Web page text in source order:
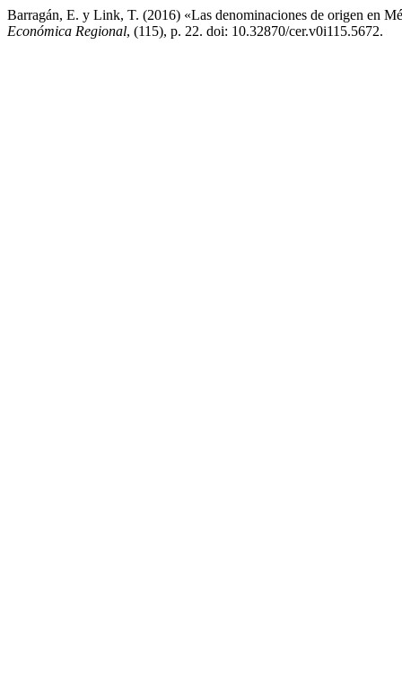
Barragán, E. y Link, T. (2016) «Las denominaciones de origen en
Económica Regional, (115), p. 22. doi: 10.32870/cer.v0i115.5672.